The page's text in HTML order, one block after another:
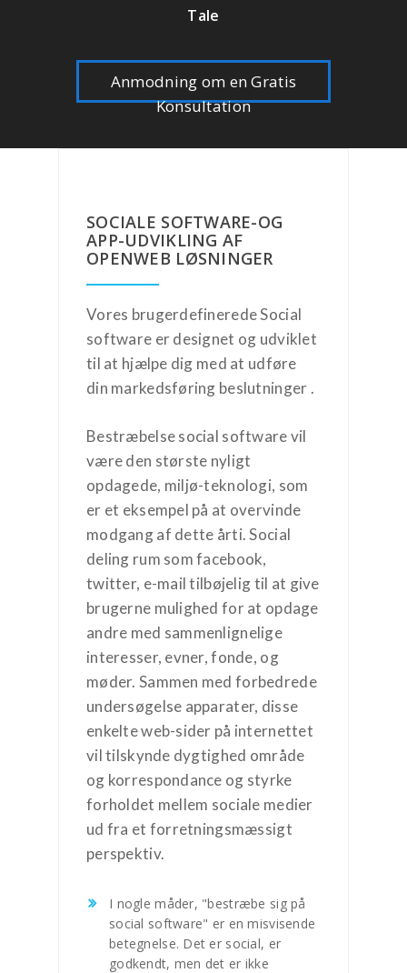
Tale
Anmodning om en Gratis
Konsultation
SOCIALE SOFTWARE-OG
APP-UDVIKLING AF
OPENWEB LØSNINGER
Vores brugerdefinerede Social
software er designet og udviklet
til at hjælpe dig med at udføre
din markedsføring beslutninger .
Bestræbelse social software vil
være den største nyligt
opdagede, miljø-teknologi, som
er et eksempel på at overvinde
modgang af dette årti. Social
deling rum som facebook,
twitter, e-mail tilbøjelig til at give
brugerne mulighed for at opdage
andre med sammenlignelige
interesser, evner, fonde, og
møder. Sammen med forbedrede
undersøgelse apparater, disse
enkelte web-sider på internettet
vil tilskynde dygtighed område
og korrespondance og styrke
forholdet mellem sociale medier
ud fra et forretningsmæssigt
perspektiv.
I nogle måder, "bestræbe sig på
social software" er en misvisende
betegnelse. Det er social, er
godkendt, men det er ikke